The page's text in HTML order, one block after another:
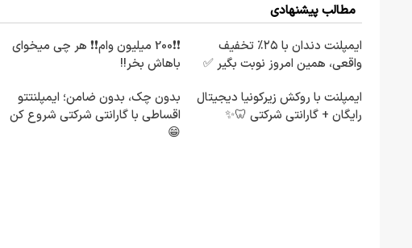
مطالب پیشنهادی
ایمپلنت دندان با ۲۵٪ تخفیف
واقعی، همین امروز نوبت بگیر ✅
❗❗200 میلیون وام❗❗ هر چی میخوای
باهاش بخر!!
ایمپلنت با روکش زیرکونیا دیجیتال
رایگان + گارانتی شرکتی 🦷✨
بدون چک، بدون ضامن؛ ایمپلنتتو
اقساطی با گارانتی شرکتی شروع کن
😁